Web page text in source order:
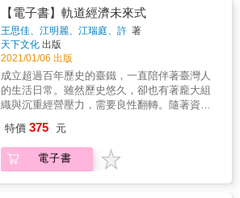
&hellip;&hellip;查看更多 & █ 常見問題 ▍大稻
埕迪化街的「屈臣氏大藥房」，跟現在的屈臣
氏相同嗎？ &rarr; 由當時代理屈臣氏商品的商
人所建，並使用其商標，隨後屈臣氏正式委託
其他業者代理，因此而發生經營權訴訟。 ▍香
港為何有條「屈臣氏道」？跟屈臣氏有關係
嗎？ &rarr; 香港的「屈臣氏道」正是為了紀念
屈臣氏創辦人之一的屈臣氏醫生而命名。 ▍屈
臣氏如何在19世紀末全球局勢最動盪的時期中
變能力，專注藥妝本業並積極擴張，不斷改良
與強化其健全的企業體質。 ▍屈臣氏如何應對
新一代的購物趨勢？ &rarr; 屈臣氏積極發展線
在台灣有近600萬名會員，在全球更擁有超過
1.3億名會員。會員的消費已佔總營業額的
65%，並持續增加。屈臣氏並針對會員實施
「DARE」策略，以留住老顧客並增加新顧客。
DARE即：與眾不同（Different）、無所不在
（Anywhere）、關係維護（Relationship）與
親身體驗（Experience）。 &hellip;&hellip;查
跨歐洲與亞洲的主要國家，並持續開發新市
場，計畫進軍印度等快速發展中的新興國家。
屈臣氏的全球藥妝門市數量也來到16,167間，
詳盡介紹全台灣26家壓克力廠商從困境中努力
生存的經營故事，包含上、中、下游各端業
者，從點到線到面，盡其可能完整紀錄台灣壓
克力產業故事各方面貌。期待能透過這本書的
發行，讓更多人瞭解台灣這個隱形冠軍產業，
如何從台灣一路發展到亞洲、乃至全球市場的
艱辛歷程點滴。 &
【電子書】軌道經濟未來式
王思佳、江明麗、江瑞庭、許 著
天下文化 出版
2021/01/06 出版
成立超過百年歷史的臺鐵，一直陪伴著臺灣人
的生活日常。雖然歷史悠久，卻也有著龐大組
織與沉重經營壓力，需要良性翻轉。隨著資產
的藍圖，並與地方政府攜手，打造依著車站發
展的車站城市夢想。從翻新與市政規劃結合的
14座車站城市中，我們看見了臺鐵對於資產開
特價 375 元
電子書